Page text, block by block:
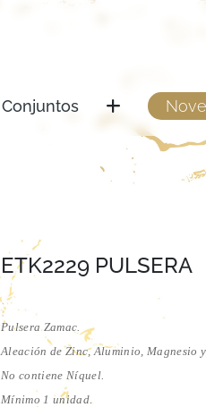
Conjuntos
ETK2229 PULSERA
Pulsera Zamac.
Aleación de Zinc, Aluminio, Magnesio y
No contiene Níquel.
Mínimo 1 unidad.